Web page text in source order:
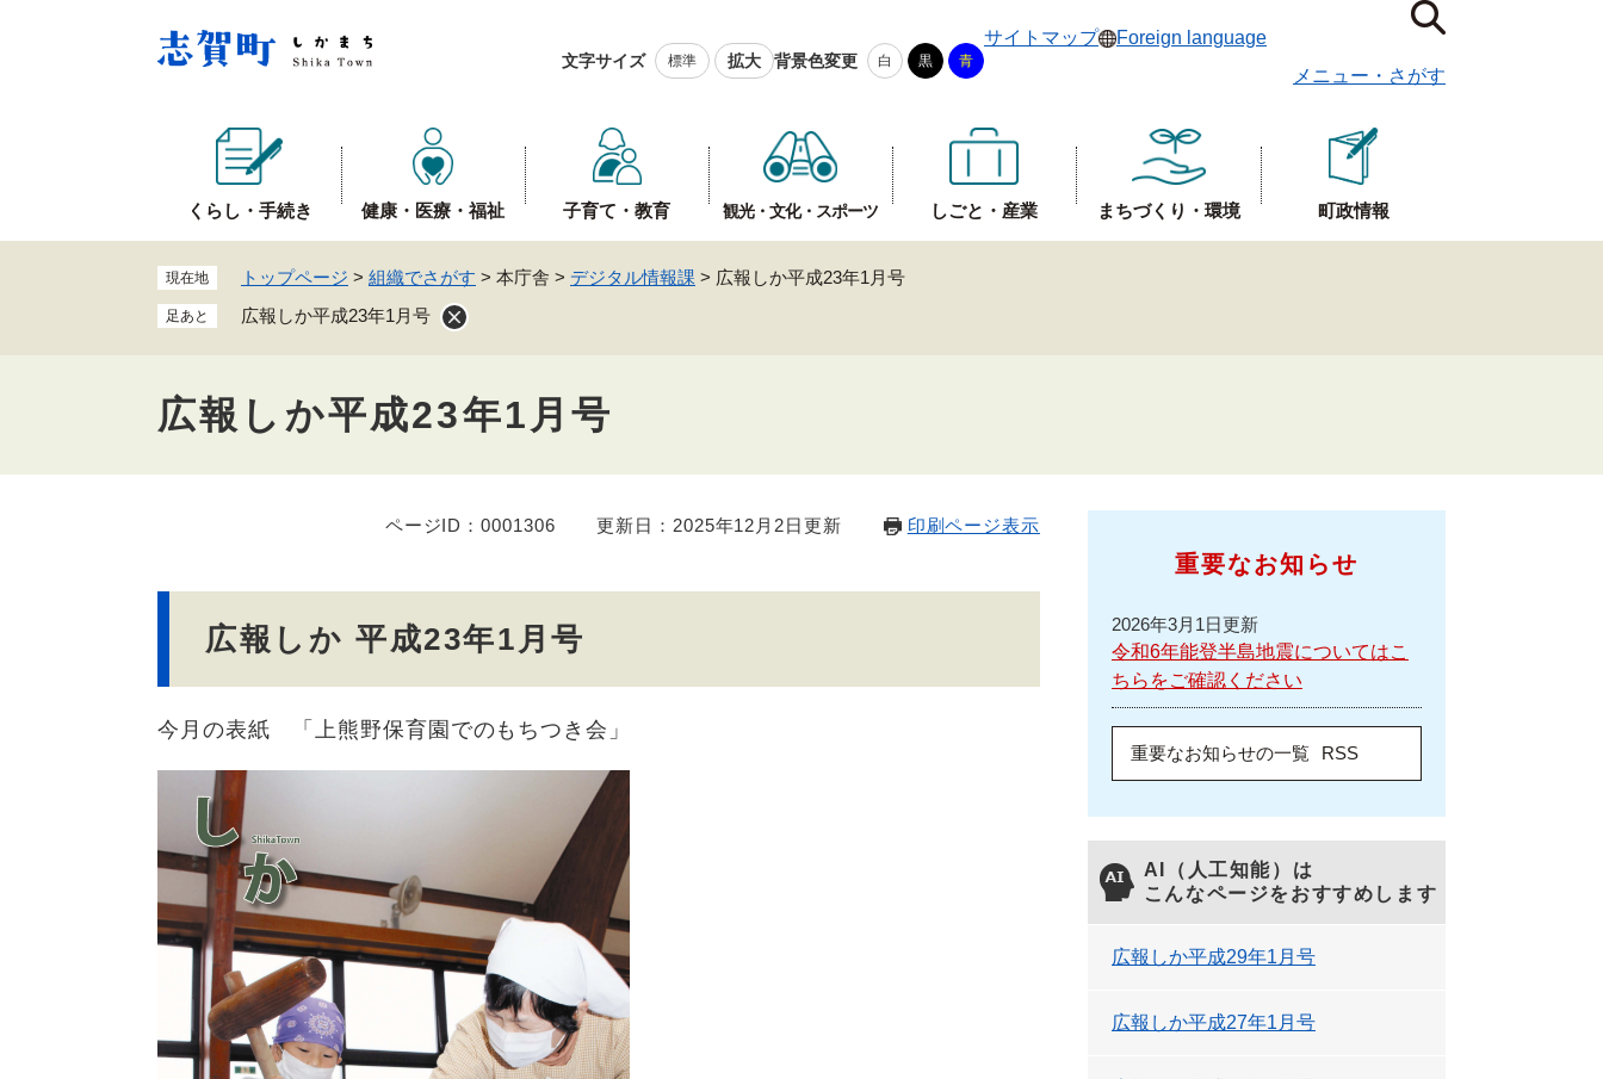
ー
ジ
。
文字サイズ 標準 拡大 背景色変更 白 黒 青
サイトマップ
Foreign language
メニュー ・ さがす
くらし・手続き 健康・医療・福祉 子育て・教育 観光・文化・スポーツ しごと・産業 まちづくり・環境 町政情報
現在地 トップページ > 組織でさがす > 本庁舎 > デジタル情報課 > 広報しか平成23年1月号
足あと 広報しか平成23年1月号
広報しか平成23年1月号
ページID：0001306 更新日：2025年12月2日更新 印刷ページ表示
広報しか 平成23年1月号
今月の表紙 「上熊野保育園でのもちつき会」
重要なお知らせ
2026年3月1日更新
令和6年能登半島地震についてはこ
ちらをご確認ください
重要なお知らせの一覧 RSS
AI（人工知能）は
こんなページをおすすめします
広報しか平成29年1月号
広報しか平成27年1月号